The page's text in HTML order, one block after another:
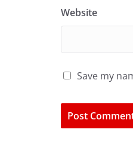
Website
Save my